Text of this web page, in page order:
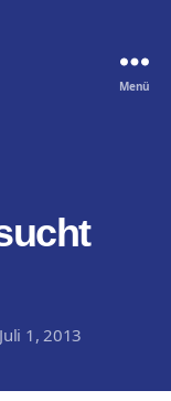
Menü
Juli 1, 2013